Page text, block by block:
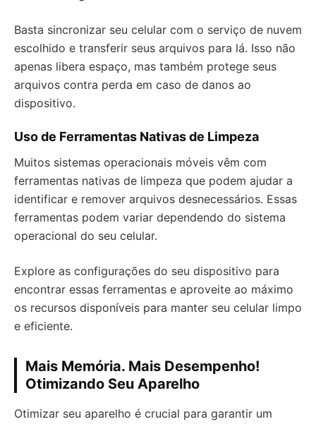
Basta sincronizar seu celular com o serviço de nuvem
escolhido e transferir seus arquivos para lá. Isso não
apenas libera espaço, mas também protege seus
arquivos contra perda em caso de danos ao
dispositivo.
Uso de Ferramentas Nativas de Limpeza
Muitos sistemas operacionais móveis vêm com
ferramentas nativas de limpeza que podem ajudar a
identificar e remover arquivos desnecessários. Essas
ferramentas podem variar dependendo do sistema
operacional do seu celular.
Explore as configurações do seu dispositivo para
encontrar essas ferramentas e aproveite ao máximo
os recursos disponíveis para manter seu celular limpo
e eficiente.
Mais Memória. Mais Desempenho!
Otimizando Seu Aparelho
Otimizar seu aparelho é crucial para garantir um